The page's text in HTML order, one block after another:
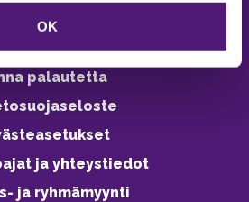
OK
työpaikat
palautetta
ja yhteystiedot
ja ryhmämyynti